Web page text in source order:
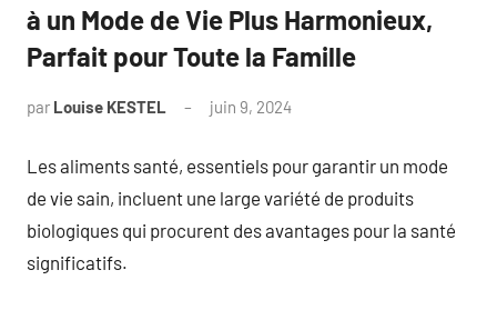
à un Mode de Vie Plus Harmonieux,
Parfait pour Toute la Famille
par Louise KESTEL juin 9, 2024
Les aliments santé, essentiels pour garantir un mode
de vie sain, incluent une large variété de produits
biologiques qui procurent des avantages pour la santé
significatifs.